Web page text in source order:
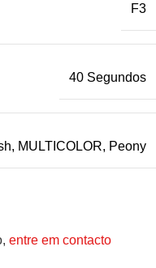
F3
40 Segundos
, MULTICOLOR, Peony
entre em contacto